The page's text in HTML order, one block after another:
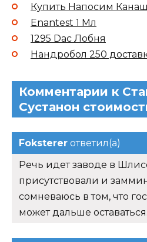
Купить Напосим Канаш
Enantest 1 Мл
1295 Dac Лобня
Нандробол 250
Комментарии к
Сустанон
Foksterer ответил(а)
Речь идет заводе в
присутствовали и
сомневаюсь в том, что
может дальше оставаться.